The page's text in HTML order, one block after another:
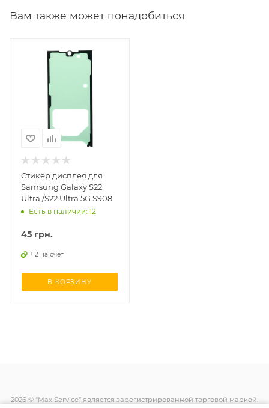
Вам также может понадобиться
Стикер дисплея для
Samsung Galaxy S22
Ultra /S22 Ultra 5G S908
Есть в наличии: 12
45 грн.
+ 2 на счет
В КОРЗИНУ
2026 © “Max Service” является зарегистрированной торговой маркой.